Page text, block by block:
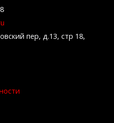
пер, д.13, стр 18,